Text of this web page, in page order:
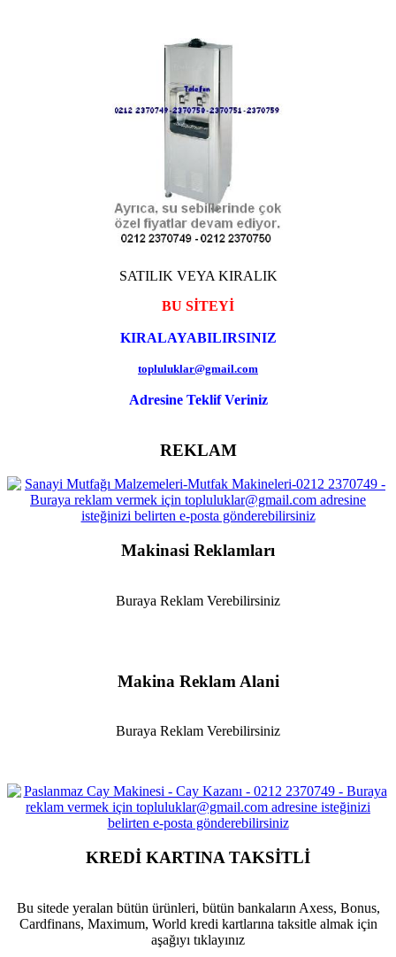
SATILIK VEYA KIRALIK
BU SİTEYİ
KIRALAYABILIRSINIZ
topluluklar@gmail.com
Adresine Teklif Veriniz
REKLAM
Makinasi Reklamları
Buraya Reklam Verebilirsiniz
Makina Reklam Alani
Buraya Reklam Verebilirsiniz
KREDİ KARTINA TAKSİTLİ
Bu sitede yeralan bütün ürünleri, bütün bankaların Axess, Bonus,
Cardfinans, Maximum, World kredi kartlarına taksitle almak için
aşağıyı tıklayınız